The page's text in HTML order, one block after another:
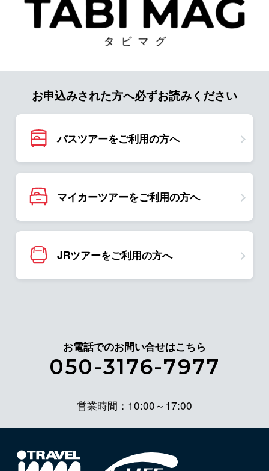
お申込みされた方へ必ずお読みください
バスツアーをご利用の方へ
マイカーツアーをご利用の方へ
JRツアーをご利用の方へ
お電話でのお問い合せはこちら
050-3176-7977
営業時間：10:00～17:00